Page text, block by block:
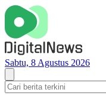
Sabtu, 8 Agustus 2026